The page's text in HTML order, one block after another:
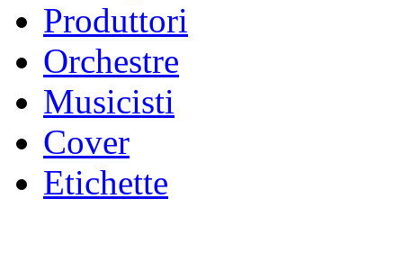
Produttori
Orchestre
Musicisti
Cover
Etichette